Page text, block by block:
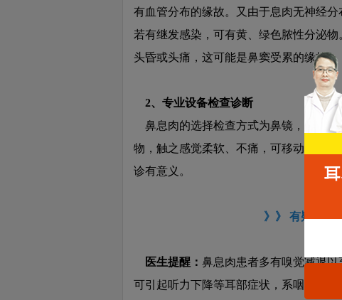
有血管分布的缘故。又由于息肉无神经
若有继发感染，可有黄、绿色脓性分泌
头昏或头痛，这可能是鼻窦受累的缘故。
2、专业设备检查诊断
鼻息肉的选择检查方式为鼻镜，可见鼻
物，触之感觉柔软、不痛，可移动，一
诊有意义。
》》 有疑问？
医生提醒： 鼻息肉患者多有嗅觉减退
可引起听力下降等耳部症状，系咽鼓管
康
讯
通
道